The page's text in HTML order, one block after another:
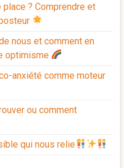
? Comprendre et
nous et comment en
optimisme
anxiété comme moteur
ou comment
qui nous relie